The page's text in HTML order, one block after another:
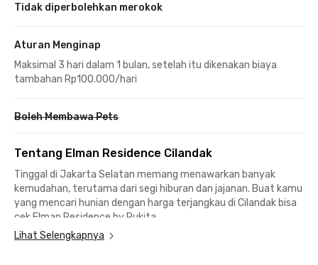
Tidak diperbolehkan merokok
Aturan Menginap
Maksimal 3 hari dalam 1 bulan, setelah itu dikenakan biaya
tambahan Rp100.000/hari
Boleh Membawa Pets
Tentang Elman Residence Cilandak
Tinggal di Jakarta Selatan memang menawarkan banyak
kemudahan, terutama dari segi hiburan dan jajanan. Buat kamu
yang mencari hunian dengan harga terjangkau di Cilandak bisa
cekElman Residence by Rukita.
Letaknya sangat strategis ke perkantoran di daerah
Lihat Selengkapnya